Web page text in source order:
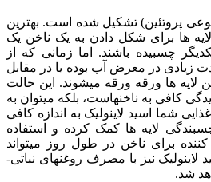
پروتئین) تشکیل شده است. بهترین
ها برای شکل دادن به یک ناخن یک
چسبیده باشند. اما زمانی که از
زیادی در معرض آب بوده یا در مقابل
ها ورقه ورقه میشوند. این حالت
کافی به ناخنهاست، بلکه میتوان به
شما اسید لاینولیک به اندازه کافی
لایه ها کمک کرده و استفاده
برای ناخن در طول روز میتواند
لاینولیک نیز با مصرف روغنهای نباتی-
شد.